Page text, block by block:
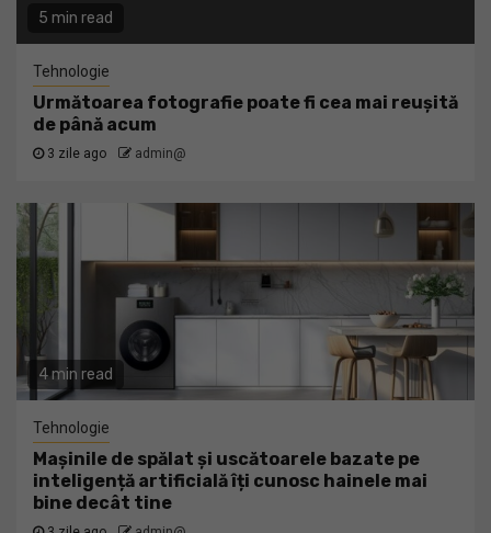
5 min read
Tehnologie
Următoarea fotografie poate fi cea mai reușită
de până acum
3 zile ago admin@
4 min read
Tehnologie
Mașinile de spălat și uscătoarele bazate pe
inteligență artificială îți cunosc hainele mai
bine decât tine